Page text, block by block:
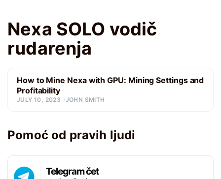
Nexa SOLO vodič
rudarenja
How to Mine Nexa with GPU: Mining Settings and
Profitability
JULY 10, 2023 JOHN SMITH
Pomoć od pravih ljudi
Telegram čet